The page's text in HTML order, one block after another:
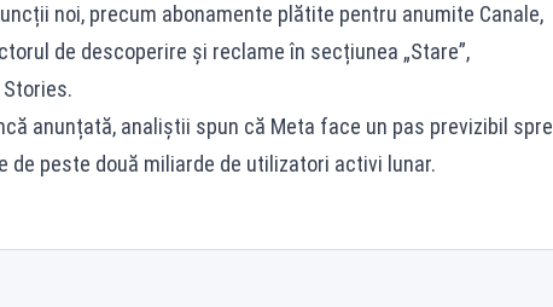
noi, precum abonamente plătite pentru anumite Canale,
de descoperire și reclame în secțiunea „Stare”,
anunțată, analiștii spun că Meta face un pas previzibil spre
de peste două miliarde de utilizatori activi lunar.